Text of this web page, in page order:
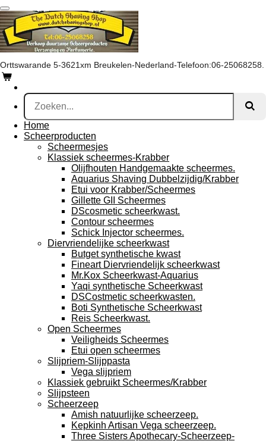
Ga
direct
naar
de
hoofdinhoud
Orttswarande 5-3621xm Breukelen-Nederland-Telefoon:06-25068258.
Home
Scheerproducten
Scheermesjes
Klassiek scheermes-Krabber
Olijfhouten Handgemaakte scheermes.
Aquarius Shaving Dubbelzijdig/Krabber
Etui voor Krabber/Scheermes
Gillette GII Scheermes
DScosmetic scheerkwast.
Contour scheermes
Schick Injector scheermes.
Diervriendelijke scheerkwast
Butget synthetische kwast
Fineart Diervriendelijk scheerkwast
Mr.Kox Scheerkwast-Aquarius
Yaqi synthetische Scheerkwast
DSCostmetic scheerkwasten.
Boti Synthetische Scheerkwast
Reis Scheerkwast.
Open Scheermes
Veiligheids Scheermes
Etui open scheermes
Slijpriem-Slijppasta
Vega slijpriem
Klassiek gebruikt Scheermes/Krabber
Slijpsteen
Scheerzeep
Amish natuurlijke scheerzeep.
Kepkinh Artisan Vega scheerzeep.
Three Sisters Apothecary-Scheerzeep-